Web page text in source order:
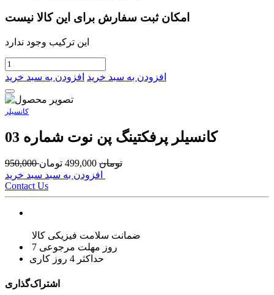
امکان ثبت سفارش برای این کالا نیست
این ترکیب وجود ندارد
افزودن به سبد خرید افزودن به سبد خرید
کانسیلر
کانسیلر پرفکتینگ پن نوت شماره 03
950,000 تومان 499,000 تومان
Contact Us
ضمانت سلامت فیزیکی کالا
7 روز مهلت مرجوعی
حداکثر 4 روز کاری
اشتراک‌گذاری